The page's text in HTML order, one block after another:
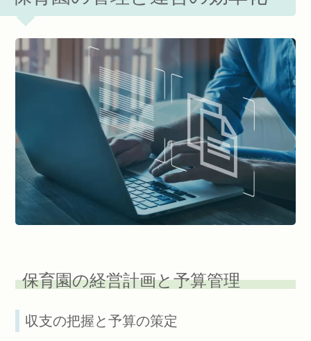
保育園の経営計画と予算管理
収支の把握と予算の策定